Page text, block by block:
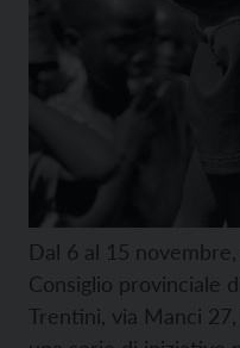
Dal 6 al 15
Consiglio provinciale
Trentini, via Manci 27,